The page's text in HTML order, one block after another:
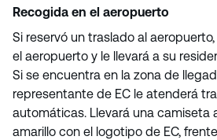
Recogida en el aeropuerto
Si reservó un traslado al
el aeropuerto y le llevará a su
Si se encuentra en la zona de
representante de EC le atenderá
automáticas. Llevará una camiseta
amarillo con el logotipo de EC,